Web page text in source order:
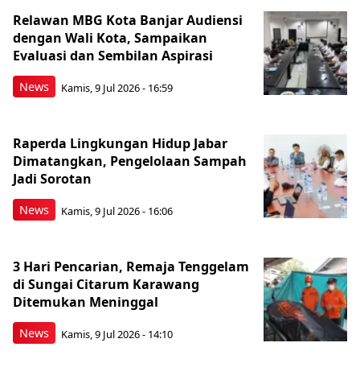
News
Relawan MBG Kota Banjar Audiensi
dengan Wali Kota, Sampaikan
Evaluasi dan Sembilan Aspirasi
Kamis, 9 Jul 2026 - 16:59
News
Raperda Lingkungan Hidup Jabar
Dimatangkan, Pengelolaan Sampah
Jadi Sorotan
Kamis, 9 Jul 2026 - 16:06
News
3 Hari Pencarian, Remaja Tenggelam
di Sungai Citarum Karawang
Ditemukan Meninggal
Kamis, 9 Jul 2026 - 14:10